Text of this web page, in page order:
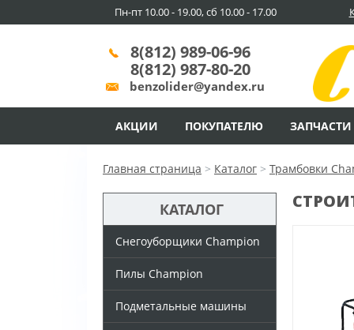
Пн-пт 10.00 - 19.00, сб 10.00 - 17.00
8(812) 989-06-96
8(812) 987-80-20
benzolider@yandex.ru
АКЦИИ ПОКУПАТЕЛЮ ЗАПЧАСТИ
Главная страница > Каталог > Трамбовки
КАТАЛОГ
Снегоуборщики Champion
Пилы Champion
Подметальные машины